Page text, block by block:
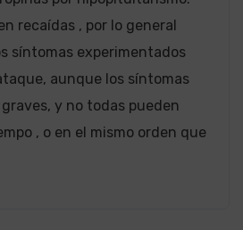
recaídas , por lo general
síntomas experimentados
aunque los síntomas
y no todas pueden
, o en el mismo orden que